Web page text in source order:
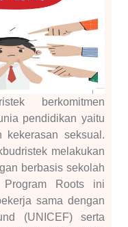
berkomitmen
pendidikan yaitu
kekerasan seksual.
melakukan
berbasis sekolah
Roots ini
sama dengan
(UNICEF) serta